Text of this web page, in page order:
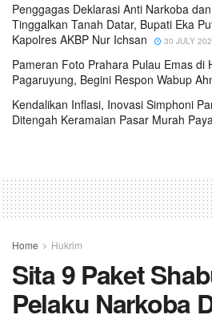
Penggagas Deklarasi Anti Narkoba
Tinggalkan Tanah Datar, Bupati Eka
Kapolres AKBP Nur Ichsan
30 JULY
Pameran Foto Prahara Pulau Emas di
Pagaruyung, Begini Respon Wabup
Kendalikan Inflasi, Inovasi Simphoni
Ditengah Keramaian Pasar Murah
Home Hukrim
Sita 9 Paket
Pelaku Narkoba